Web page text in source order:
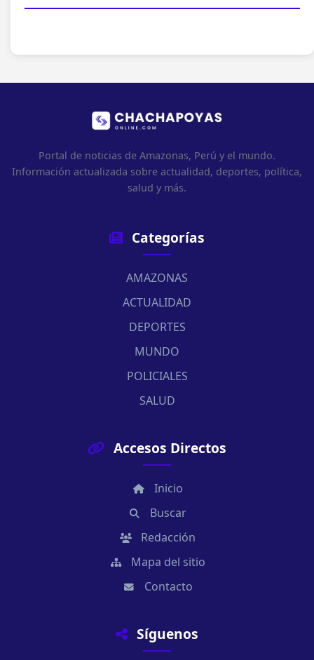
Portal de noticias de Amazonas, Perú y el mundo.
Información actualizada sobre actualidad, deportes, política,
salud y más.
Categorías
AMAZONAS
ACTUALIDAD
DEPORTES
MUNDO
POLICIALES
SALUD
Accesos Directos
Inicio
Buscar
Redacción
Mapa del sitio
Contacto
Síguenos